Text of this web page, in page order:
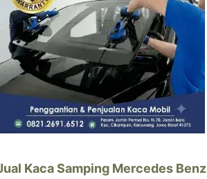
Kaca Samping Mercedes Benz